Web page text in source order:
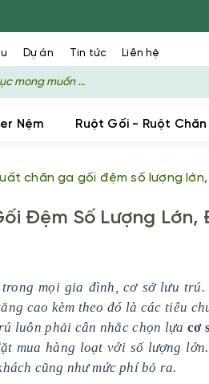
Dự án Tin tức Liên hệ
Nệm Ruột Gối - Ruột Chăn
chăn ga gối đệm số lượng
Đệm Số Lượng Lớn,
mọi gia đình, cơ sở lưu trú.
cao kèm theo đó là các tiêu
luôn phải cân nhắc chọn lựa cơ
mua hàng loạt với số lượng
cũng như mức phí bỏ ra.